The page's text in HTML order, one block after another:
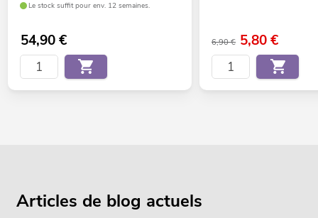
Le stock suffit pour env. 12 semaines.
54,90€ 6,90 € 5,80€
Articles de blog actuels